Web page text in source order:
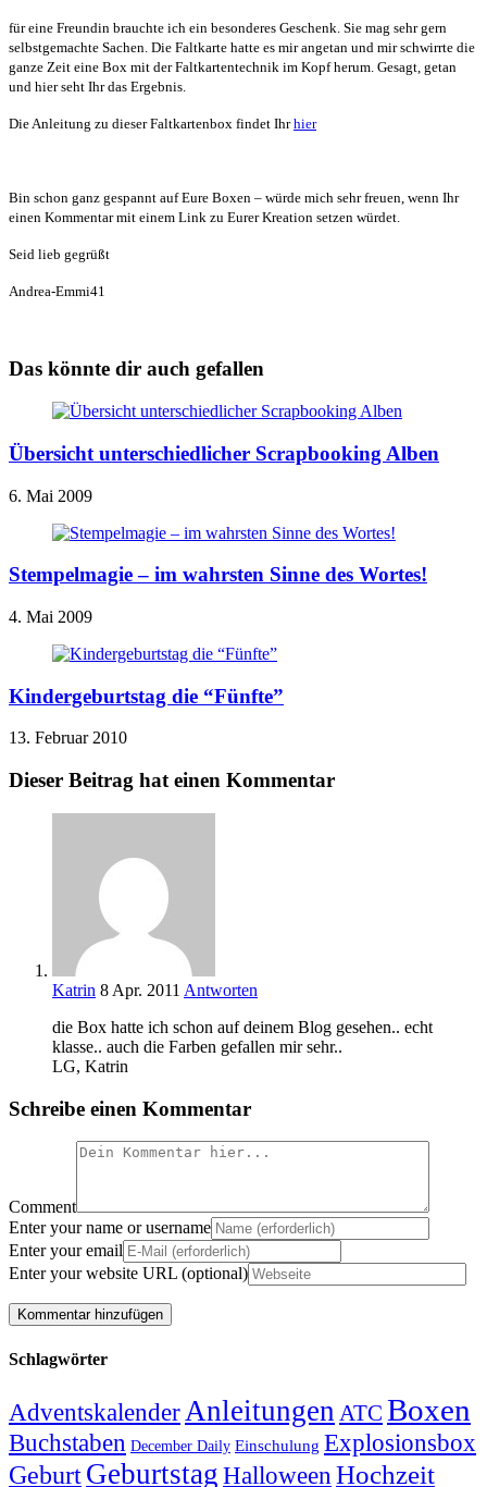
für eine Freundin brauchte ich ein besonderes Geschenk. Sie mag sehr gern
selbstgemachte Sachen. Die Faltkarte hatte es mir angetan und mir schwirrte die
ganze Zeit eine Box mit der Faltkartentechnik im Kopf herum. Gesagt, getan
und hier seht Ihr das Ergebnis.
Die Anleitung zu dieser Faltkartenbox findet Ihrhier
Bin schon ganz gespannt auf Eure Boxen – würde mich sehr freuen, wenn Ihr
einen Kommentar mit einem Link zu Eurer Kreation setzen würdet.
Seid lieb gegrüßt
Andrea-Emmi41
Das könnte dir auch gefallen
Übersicht unterschiedlicher Scrapbooking Alben
6. Mai 2009
Stempelmagie – im wahrsten Sinne des Wortes!
4. Mai 2009
Kindergeburtstag die “Fünfte”
13. Februar 2010
Dieser Beitrag hat einen Kommentar
Katrin 8 Apr. 2011 Antworten
die Box hatte ich schon auf deinem Blog gesehen.. echt
klasse.. auch die Farben gefallen mir sehr..
LG, Katrin
Schreibe einen Kommentar
Comment
Enter your name or username
Enter your email
Enter your website URL (optional)
Schlagwörter
Adventskalender Anleitungen ATC Boxen
Buchstaben December Daily Einschulung Explosionsbox
GeburtGeburtstag Halloween Hochzeit